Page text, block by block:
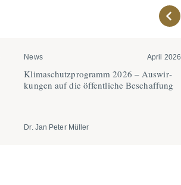
News April 2026
Klima­schutz­pro­gramm 2026 – Auswir­
kungen auf die öffent­liche Beschaffung
Dr. Jan Peter Müller